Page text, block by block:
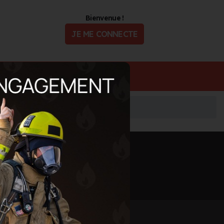
Bienvenue !
JE ME CONNECTE
Offres d'Emploi
Informations mises à jour le 2 août 2026
🖨️ IMPRIMER